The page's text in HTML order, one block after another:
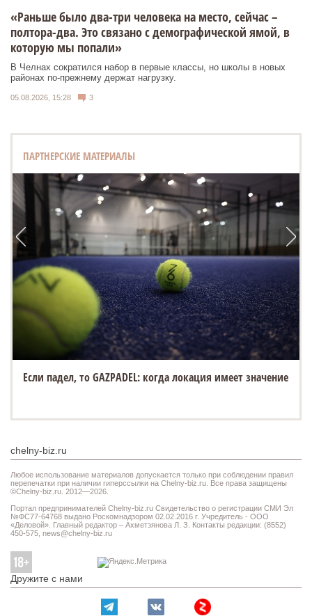
«Раньше было два-три человека на место, сейчас –
полтора-два. Это связано с демографической ямой, в
которую мы попали»
В Челнах сократился набор в первые классы, но школы в новых
районах по-прежнему держат нагрузку.
05.08.2026, 15:28 3
ПАРТНЕРСКИЕ МАТЕРИАЛЫ
Если падел, то GAZPADEL: когда локация имеет значение
chelny-biz.ru
Любое использование материалов допускается только при соблюдении правил
перепечатки при наличии гиперссылки на Chelny-biz.ru. Все права защищены
©Chelny-biz.ru. 2012—2026.
Портал предпринимателей Chelny-biz.ru Свидетельство о регистрации СМИ Эл
№ФС77-64768 выдано Роскомнадзором 02.02.2016 г. Учредитель - ООО
«Деловой». Главный редактор – Ахметзянова Л. З. Контакты редакции: (8552)
450-575, news@chelny-biz.ru
Дружите с нами